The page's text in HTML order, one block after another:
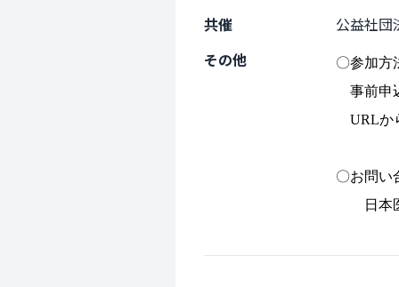
共催
公益社団
その他
〇参加
事前申
URLか
〇お問い
日本医